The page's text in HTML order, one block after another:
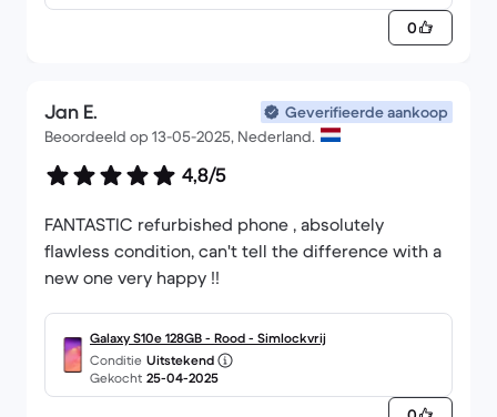
0
Jan E.
Geverifieerde aankoop
Beoordeeld op 13-05-2025, Nederland.
4,8/5
FANTASTIC refurbished phone , absolutely
flawless condition, can't tell the difference with a
new one very happy !!
Galaxy S10e 128GB - Rood - Simlockvrij
Conditie Uitstekend
Gekocht 25-04-2025